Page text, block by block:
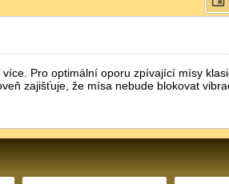
Pro optimální oporu zpívající mísy
zajišťuje, že mísa nebude blokovat